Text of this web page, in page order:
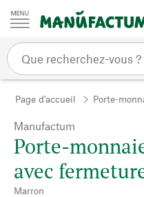
Passer au contenu
Page d'accueil Porte-
Manufactum
Porte-
avec
Marron